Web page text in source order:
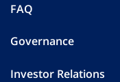
FAQ
Governance
Investor Relations